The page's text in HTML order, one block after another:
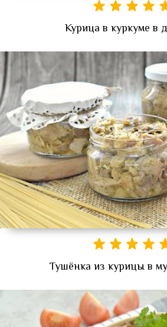
Курица в куркуме в
Тушёнка из курицы в